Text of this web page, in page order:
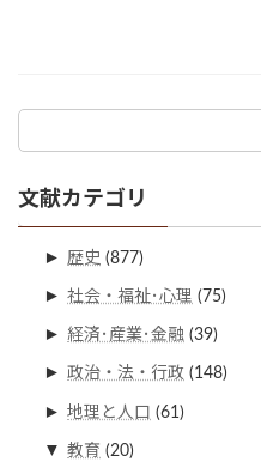
文献カテゴリ
► 歴史 (877)
► 社会・福祉･心理 (75)
► 経済･産業･金融 (39)
► 政治・法・行政 (148)
► 地理と人口 (61)
▼ 教育 (20)